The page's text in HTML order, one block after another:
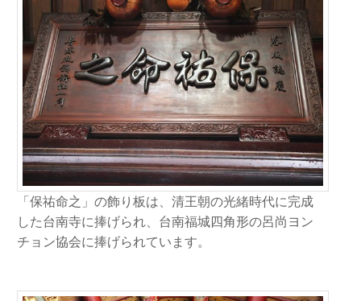
「保祐命之」の飾り板は、清王朝の光緒時代に完成
した台南寺に捧げられ、台南福城四角形の呂尚ヨン
チョン協会に捧げられています。